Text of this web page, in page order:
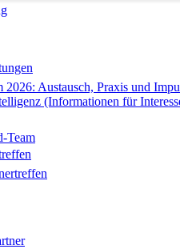
Austausch, Praxis und
(Informationen für
Team